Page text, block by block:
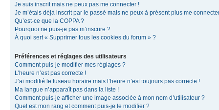
Je suis inscrit mais ne peux pas me connecter !
Je m’étais déjà inscrit par le passé mais ne peux à présent plus me
Qu’est-ce que la COPPA ?
Pourquoi ne puis-je pas m’inscrire ?
À quoi sert « Supprimer tous les cookies du forum » ?
Préférences et réglages des utilisateurs
Comment puis-je modifier mes réglages ?
L’heure n’est pas correcte !
J’ai modifié le fuseau horaire mais l’heure n’est toujours pas correcte !
Ma langue n’apparaît pas dans la liste !
Comment puis-je afficher une image associée à mon nom d’utilisateur ?
Quel est mon rang et comment puis-je le modifier ?